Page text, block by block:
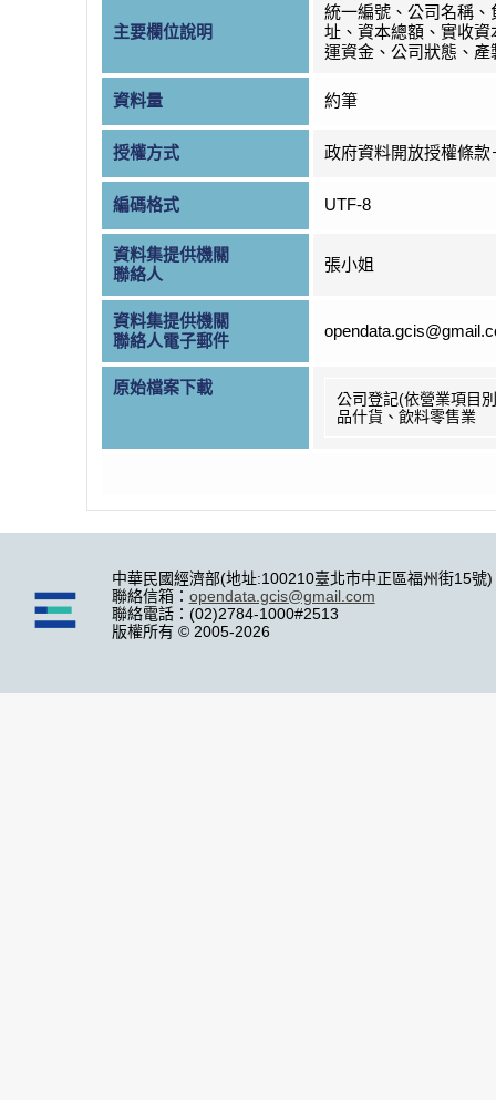
主要欄位說明
統一編號、公司名稱、
址、資本總額、實收資
運資金、公司狀態、產
資料量 約筆
授權方式 政府資料開放授權條款
編碼格式 UTF-8
資料集提供機關
聯絡人
張小姐
資料集提供機關
聯絡人電子郵件
原始檔案下載
公司登記(依營業項目
品什貨、飲料零售業
中華民國經濟部(地址:100210臺北市中正區福州街15號)
聯絡信箱： opendata.gcis@gmail.com
聯絡電話：(02)2784-1000#2513
版權所有 © 2005-2026